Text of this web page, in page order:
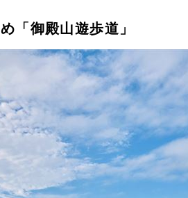
「御殿山遊歩道」